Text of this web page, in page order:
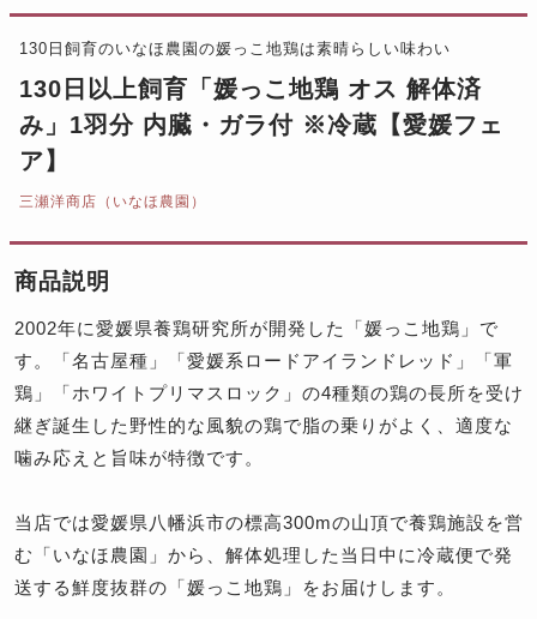
130日飼育のいなほ農園の媛っこ地鶏は素晴らしい味わい
130日以上飼育「媛っこ地鶏 オス 解体済
み」1羽分 内臓・ガラ付 ※冷蔵【愛媛フェ
ア】
三瀬洋商店（いなほ農園）
商品説明
2002年に愛媛県養鶏研究所が開発した「媛っこ地鶏」で
す。「名古屋種」「愛媛系ロードアイランドレッド」「軍
鶏」「ホワイトプリマスロック」の4種類の鶏の長所を受け
継ぎ誕生した野性的な風貌の鶏で脂の乗りがよく、適度な
噛み応えと旨味が特徴です。
当店では愛媛県八幡浜市の標高300mの山頂で養鶏施設を営
む「いなほ農園」から、解体処理した当日中に冷蔵便で発
送する鮮度抜群の「媛っこ地鶏」をお届けします。